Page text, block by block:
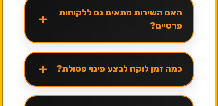
האם השירות מתאים גם ללקוחות
פרטיים?
+
כמה זמן לוקח לבצע פינוי פסולת? +